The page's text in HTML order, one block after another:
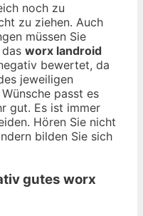
noch zu
zu ziehen. Auch
müssen Sie
worx landroid
bewertet, da
jeweiligen
passt es
gut. Es ist immer
Hören Sie nicht
bilden Sie sich
gutes worx